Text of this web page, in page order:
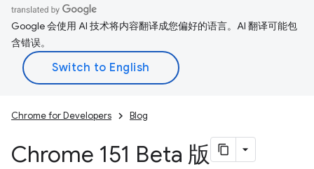
Google 会使用 AI 技术将内容翻译成您偏好的语言。AI 翻译可能包
含错误。
Chrome for Developers Blog
Chrome 151 Beta 版